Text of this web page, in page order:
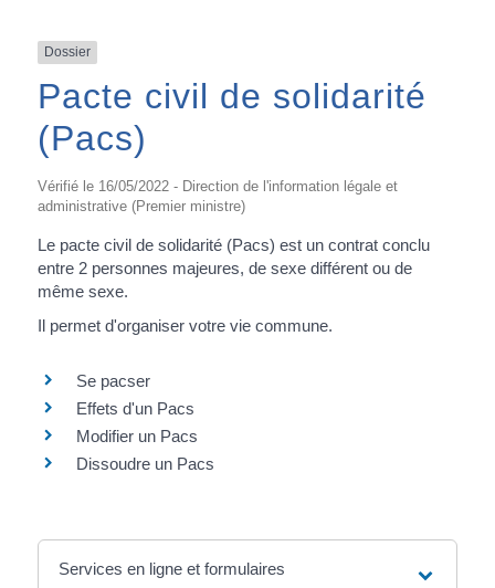
Dossier
Pacte civil de solidarité
(Pacs)
Vérifié le 16/05/2022 - Direction de l'information légale et
administrative (Premier ministre)
Le pacte civil de solidarité (Pacs) est un contrat conclu
entre 2 personnes majeures, de sexe différent ou de
même sexe.
Il permet d'organiser votre vie commune.
Se pacser
Effets d'un Pacs
Modifier un Pacs
Dissoudre un Pacs
Services en ligne et formulaires